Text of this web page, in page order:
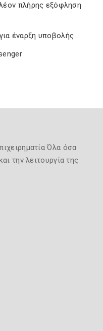
πλήρης εξόφληση
έναρξη υποβολής
Όλα όσα
την λειτουργία της